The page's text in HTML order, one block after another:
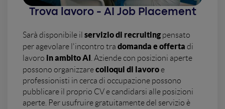
Trova lavoro - AI Job Placement
Sarà disponibile il servizio di recruitingpensato
per agevolare l'incontro tra domanda e offerta di
lavoro in ambito AI . Aziende con posizioni aperte
possono organizzarecolloqui di lavoroe
professionisti in cerca di occupazione possono
pubblicare il proprio CV e candidarsi alle posizioni
aperte. Per usufruire gratuitamente del servizio è